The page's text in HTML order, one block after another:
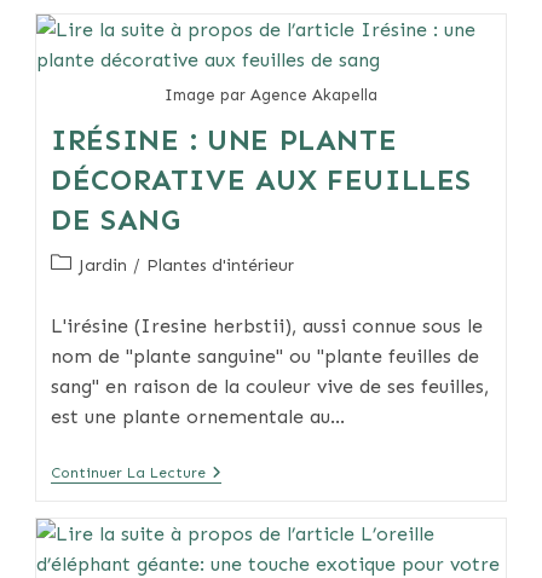
:
Comment
Réussir
Culture
Image par Agence Akapella
IRÉSINE : UNE PLANTE
DÉCORATIVE AUX FEUILLES
DE SANG
PostJardin / Plantes d'intérieur
L'irésine (Iresine herbstii), aussi connue sous le
nom de "plante sanguine" ou "plante feuilles de
sang" en raison de la couleur vive de ses feuilles,
est une plante ornementale au…
Continuer La LectureIrésine
Plante
Décorative
Aux